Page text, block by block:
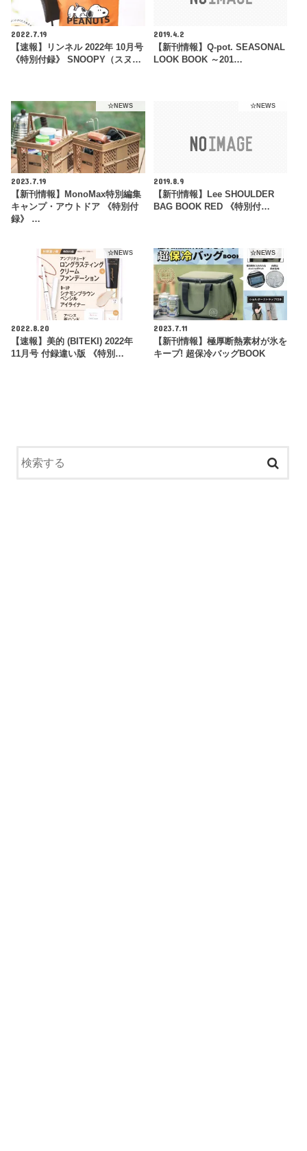
2022.7.19
【速報】リンネル 2022年 10月号
《特別付録》 SNOOPY（スヌ…
2019.4.2
【新刊情報】Q-pot. SEASONAL
LOOK BOOK ～201…
☆NEWS
2023.7.19
【新刊情報】MonoMax特別編集
キャンプ・アウトドア 《特別付
録》 …
☆NEWS
2019.8.9
【新刊情報】Lee SHOULDER
BAG BOOK RED 《特別付…
☆NEWS
2022.8.20
【速報】美的 (BITEKI) 2022年
11月号 付録違い版 《特別…
☆NEWS
2023.7.11
【新刊情報】極厚断熱素材が氷を
キープ! 超保冷バッグBOOK